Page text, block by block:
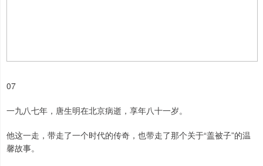
07
一九八七年，唐生明在北京病逝，享年八十一岁。
他这一走，带走了一个时代的传奇，也带走了那个关于“盖被子”的温
馨故事。